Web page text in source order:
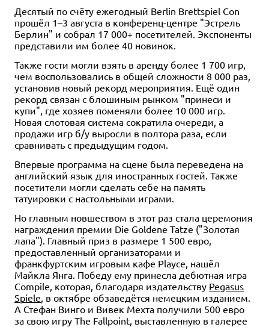
Десятый по счёту ежегодный Berlin Brettspiel Con
прошёл 1–3 августа в конференц-центре "Эстрель
Берлин" и собрал 17 000+ посетителей. Экспоненты
представили им более 40 новинок.
Также гости могли взять в аренду более 1 700 игр,
чем воспользовались в общей сложности 8 000 раз,
установив новый рекорд мероприятия. Ещё один
рекорд связан с блошиным рынком "принеси и
купи", где хозяев поменяли более 10 000 игр.
Новая слотовая система сократила очереди, а
продажи игр б/у выросли в полтора раза, если
сравнивать с предыдущим годом.
Впервые программа на сцене была переведена на
английский язык для иностранных гостей. Также
посетители могли сделать себе на память
татуировки с настольными играми.
Но главным новшеством в этот раз стала церемония
награждения премии Die Goldene Tatze ("Золотая
лапа"). Главный приз в размере 1 500 евро,
предоставленный организаторами и
франкфуртским игровым кафе Playce, нашёл
Майкла Янга. Победу ему принесла дебютная игра
Compile, которая, благодаря издательству Pegasus
Spiele, в октябре обзаведётся немецким изданием.
А Стефан Винго и Вивек Мехта получили 500 евро
за свою игру The Fallpoint, выставленную в галерее